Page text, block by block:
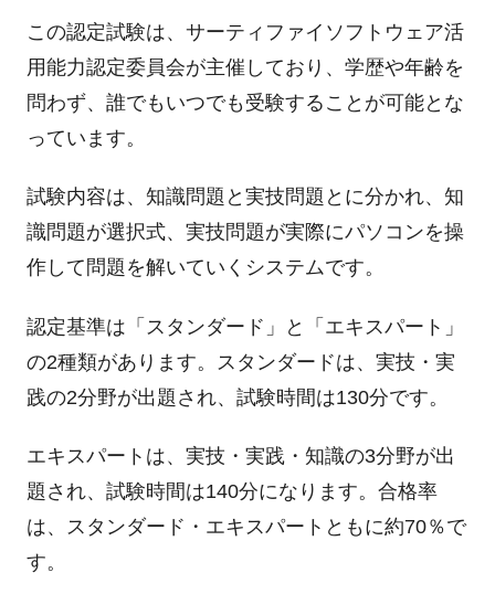
この認定試験は、サーティファイソフトウェア活
用能力認定委員会が主催しており、学歴や年齢を
問わず、誰でもいつでも受験することが可能とな
っています。
試験内容は、知識問題と実技問題とに分かれ、知
識問題が選択式、実技問題が実際にパソコンを操
作して問題を解いていくシステムです。
認定基準は「スタンダード」と「エキスパート」
の2種類があります。スタンダードは、実技・実
践の2分野が出題され、試験時間は130分です。
エキスパートは、実技・実践・知識の3分野が出
題され、試験時間は140分になります。合格率
は、スタンダード・エキスパートともに約70％で
す。